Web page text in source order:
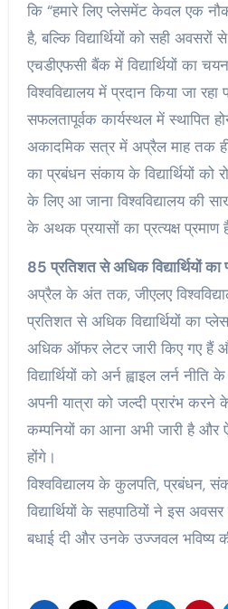
कि “हमारे लिए प्लेसमेंट केवल एक
है, बल्कि विद्यार्थियों को सही
एचडीएफसी बैंक में विद्यार्थियों का
विश्वविद्यालय में प्रदान किया जा रहा
सफलतापूर्वक कार्यस्थल में स्थापित
अकादमिक सत्र में अप्रैल माह तक
का प्रबंधन संकाय के विद्यार्थियों को
के लिए आ जाना विश्वविद्यालय की
के अथक प्रयासों का प्रत्यक्ष प्रमाण
85 प्रतिशत से अधिक विद्यार्थियों
अप्रैल के अंत तक, जीएलए
प्रतिशत से अधिक विद्यार्थियों का
अधिक ऑफर लेटर जारी किए गए
विद्यार्थियों को अर्न ह्वाइल लर्न
अपनी यात्रा को जल्दी प्रारंभ करने
कम्पनियों का आना अभी जारी है
होंगे।
विश्वविद्यालय के कुलपति, प्रबंधन,
विद्यार्थियों के सहपाठियों ने इस अवसर
बधाई दी और उनके उज्जवल भविष्य